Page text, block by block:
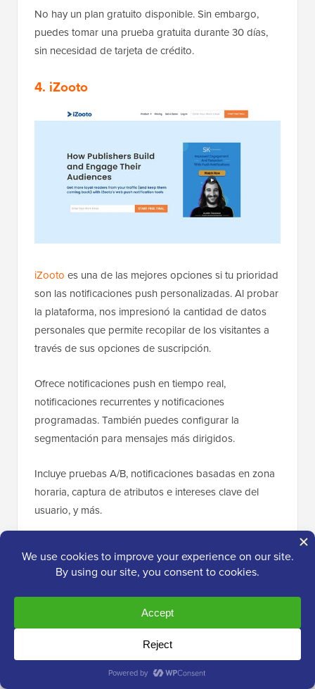
No hay un plan gratuito disponible. Sin embargo,
puedes tomar una prueba gratuita durante 30 días,
sin necesidad de tarjeta de crédito.
4. iZooto
iZooto es una de las mejores opciones si tu prioridad
son las notificaciones push personalizadas. Al probar
la plataforma, nos impresionó la cantidad de datos
personales que permite recopilar de los visitantes a
través de sus opciones de suscripción.
Ofrece notificaciones push en tiempo real,
notificaciones recurrentes y notificaciones
programadas. También puedes configurar la
segmentación para mensajes más dirigidos.
Incluye pruebas A/B, notificaciones basadas en zona
horaria, captura de atributos e intereses clave del
usuario, y más.
usuario se desplaza hacia abajo, después de un
cierto período de tiempo o después de hacer clic en
un botón. Esto puede ayudarte a aumentar el
porcentaje de visitantes del sitio que se registran para
Si ya estás utilizando una herramienta de